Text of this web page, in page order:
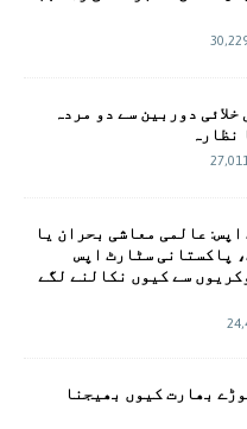
دوربین سے دو مردہ
نظارہ
27,011
عالمی معاشی بحران یا
پاکستانی سٹارٹ اپس
سے کیوں نکالنے لگے
بھارت کیوں بھیجنا